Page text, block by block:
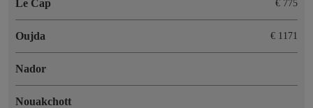
Le Cap € 775
Oujda € 1171
Nador
Nouakchott